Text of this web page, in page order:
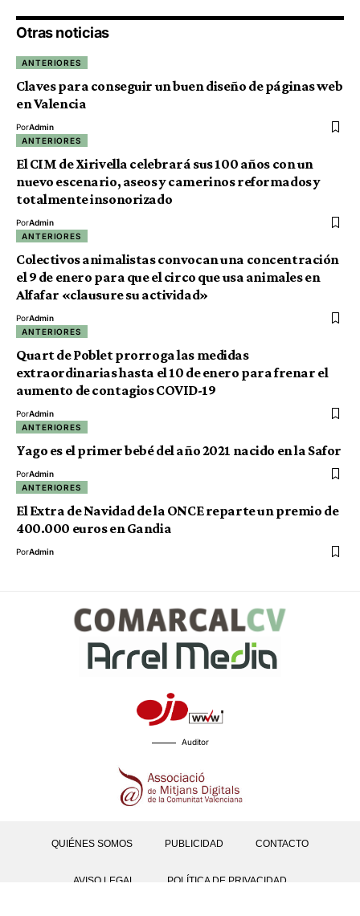
Otras noticias
ANTERIORES
Claves para conseguir un buen diseño de páginas web
en Valencia
PorAdmin
ANTERIORES
El CIM de Xirivella celebrará sus 100 años con un
nuevo escenario, aseos y camerinos reformados y
totalmente insonorizado
PorAdmin
ANTERIORES
Colectivos animalistas convocan una concentración
el 9 de enero para que el circo que usa animales en
Alfafar «clausure su actividad»
PorAdmin
ANTERIORES
Quart de Poblet prorroga las medidas
extraordinarias hasta el 10 de enero para frenar el
aumento de contagios COVID-19
PorAdmin
ANTERIORES
Yago es el primer bebé del año 2021 nacido en la Safor
PorAdmin
ANTERIORES
El Extra de Navidad de la ONCE reparte un premio de
400.000 euros en Gandia
PorAdmin
Auditor
QUIÉNES SOMOS PUBLICIDAD CONTACTO
AVISO LEGAL POLÍTICA DE PRIVACIDAD